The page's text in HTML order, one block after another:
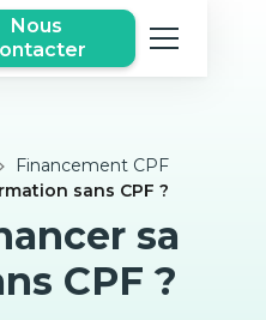
Nous
Financement CPF
sans CPF ?
sa
CPF ?